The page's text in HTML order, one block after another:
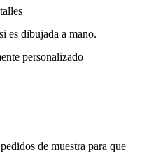
es dibujada a mano.
personalizado
de muestra para que